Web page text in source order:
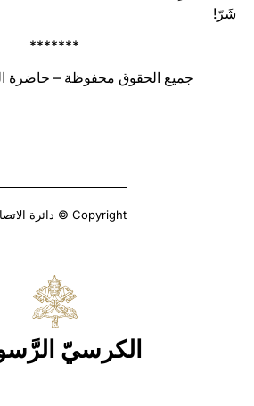
شَرّ!
*******
جميع الحقوق محفوظة – حاضرة
Copyright © دائرة الاتصالات
الكرسيّ